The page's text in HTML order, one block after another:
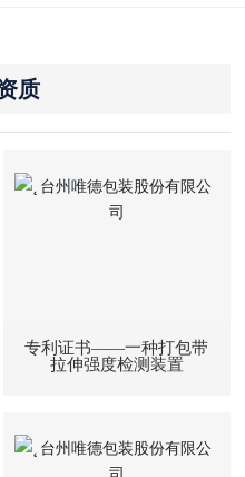
质
专利证书——一种打包带
拉伸强度检测装置